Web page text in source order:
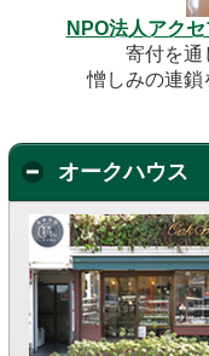
NPO法人アク
寄付を通
憎しみの連鎖
オークハウス